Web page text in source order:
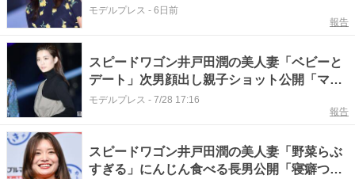
でもない」「理想の和朝食」と反響
モデルプレス - 6日前
報告
スピードワゴン井戸田潤の美人妻「ベビーと
デート」次男顔出し親子ショット公開「ママ
にもパパにも似てて愛らしい」「大きくなり
モデルプレス - 7/28 17:16
報告
スピードワゴン井戸田潤の美人妻「野菜らぶ
すぎる」にんじん食べる長男公開「寝癖つい